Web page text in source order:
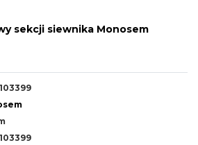
sekcji siewnika Monosem